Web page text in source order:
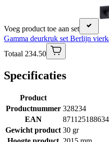
Voeg product toe aan set
Gamma deurkruk set Berlijn
Totaal 234.50
Specificaties
Product
Productnummer 328234
EAN
Gewicht product 30 gr